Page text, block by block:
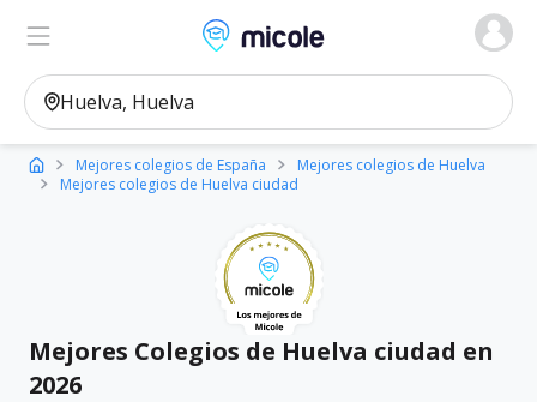
Micole, buscador de colegios
Ver en el mapa
Mejores colegios de España
Mejores colegios de Huelva
Mejores colegios de Huelva ciudad
Mejores Colegios de Huelva ciudad en
2026